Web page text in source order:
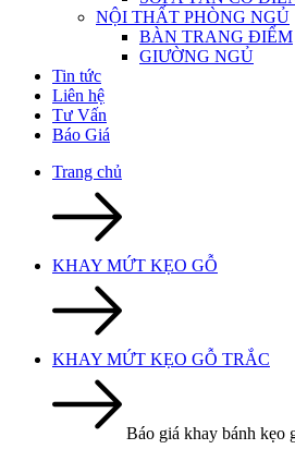
NỘI THẤT PHÒNG NGỦ
BÀN TRANG ĐIỂM
GIƯỜNG NGỦ
Tin tức
Liên hệ
Tư Vấn
Báo Giá
Trang chủ
KHAY MỨT KẸO GỖ
KHAY MỨT KẸO GỖ TRẮC
Báo giá khay bánh kẹo